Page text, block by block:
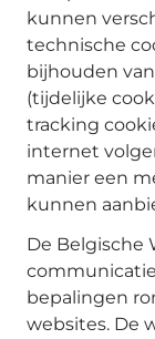
kunnen
technische
bijhouden
(tijdelijke
tracking
internet
manier een
kunnen
De Belgische
bepalingen
websites. De